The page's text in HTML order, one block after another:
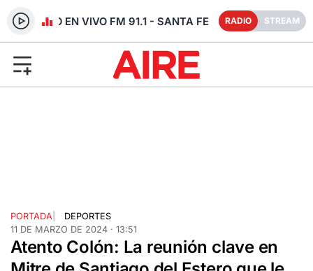
RADIO EN VIVO FM 91.1 - SANTA FE RADIO STREAM
PORTADA
DEPORTES
11 DE MARZO DE 2024 · 13:51
Atento Colón: La reunión clave en